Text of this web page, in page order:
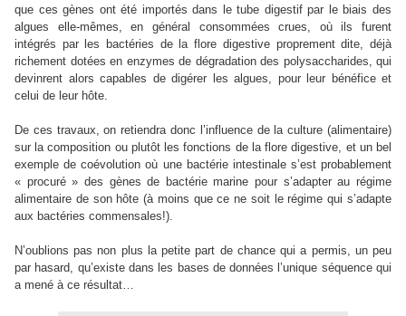
que ces gènes ont été importés dans le tube digestif par le biais des
algues elle-mêmes, en général consommées crues, où ils furent
intégrés par les bactéries de la flore digestive proprement dite, déjà
richement dotées en enzymes de dégradation des polysaccharides, qui
devinrent alors capables de digérer les algues, pour leur bénéfice et
celui de leur hôte.
De ces travaux, on retiendra donc l’influence de la culture (alimentaire)
sur la composition ou plutôt les fonctions de la flore digestive, et un bel
exemple de coévolution où une bactérie intestinale s’est probablement
« procuré » des gènes de bactérie marine pour s’adapter au régime
alimentaire de son hôte (à moins que ce ne soit le régime qui s’adapte
aux bactéries commensales!).
N’oublions pas non plus la petite part de chance qui a permis, un peu
par hasard, qu’existe dans les bases de données l’unique séquence qui
a mené à ce résultat…